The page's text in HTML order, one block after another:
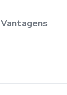
Vantagens